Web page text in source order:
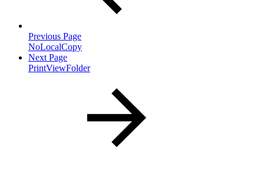
Previous Page
NoLocalCopy
Next Page
PrintViewFolder